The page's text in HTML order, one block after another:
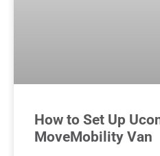
How to Set Up
MoveMobility Van